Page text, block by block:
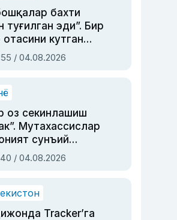
бахти
туғилган эди”. Бир
кутган
ва дубльяж
Римма
тўла ҳаёти
/ 04.08.2026
оз секинлашиш
Мутахассислар
сунъий
бошқара
қолишидан
/ 04.08.2026
Tracker’га